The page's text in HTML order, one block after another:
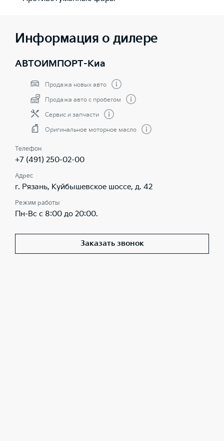
Информация о дилере
АВТОИМПОРТ-Киа
Продажа новых авто
Продажа авто с пробегом
Сервис и запчасти
Оригинальное моторное масло
Телефон
+7 (491) 250-02-00
Адрес
г. Рязань, Куйбышевское шоссе, д. 42
Режим работы
Пн-Вс с 8:00 до 20:00.
Заказать звонок